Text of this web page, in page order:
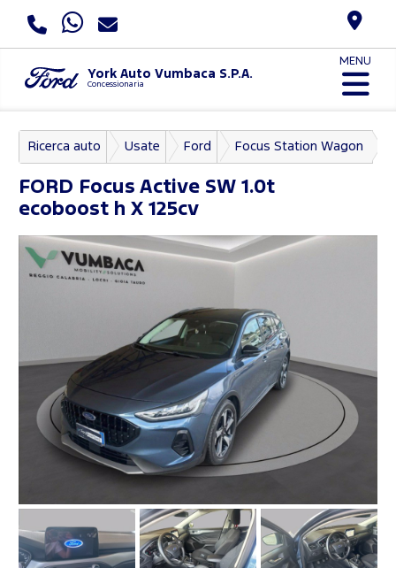
York Auto Vumbaca S.P.A.
Concessionaria
MENU
Ricerca auto Usate Ford Focus Station Wagon
FORD Focus Active SW 1.0t
ecoboost h X 125cv